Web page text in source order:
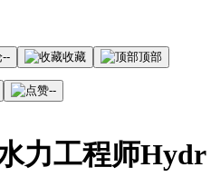
-- 收藏 顶部
--
力工程师Hydr